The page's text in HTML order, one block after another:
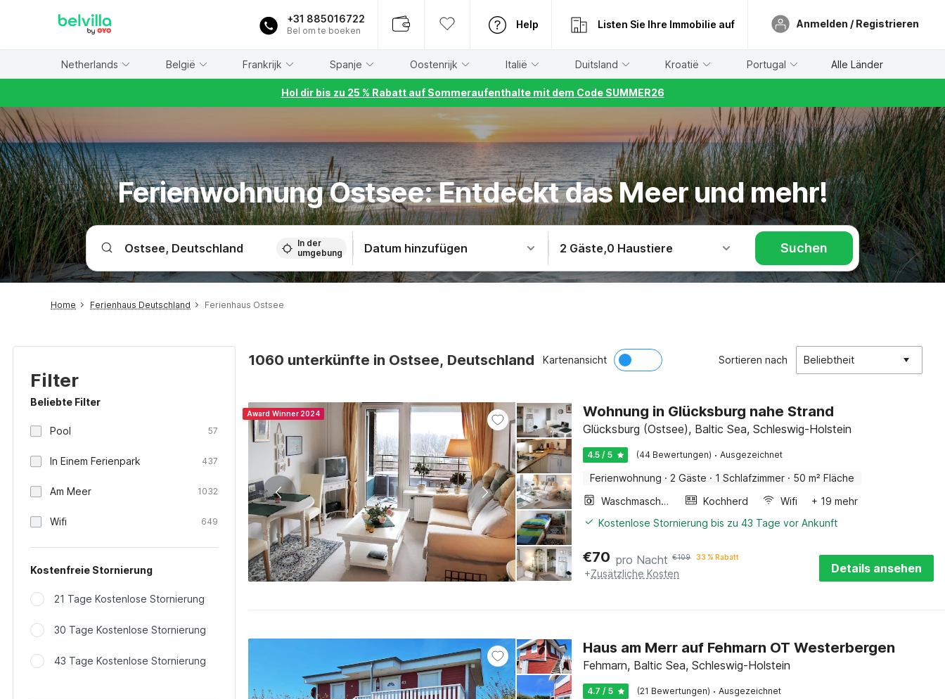
+31 885016722
Bel om te boeken
Help Listen Sie Ihre Immobilie auf Anmelden / Registrieren
Netherlands België Frankrijk Spanje Oostenrijk Italië Duitsland Kroatië Portugal Alle Länder
Hol dir bis zu 25 % Rabatt auf Sommeraufenthalte mit dem Code SUMMER26
Ferienwohnung Ostsee: Entdeckt das Meer und mehr!
In der
umgebung
Datum hinzufügen 2 Gäste,0 Haustiere Suchen
Home Ferienhaus Deutschland Ferienhaus Ostsee
Filter
Beliebte Filter
Pool 57
In Einem Ferienpark 437
Am Meer 1032
Wifi 649
Kostenfreie Stornierung
21 Tage Kostenlose Stornierung
30 Tage Kostenlose Stornierung
43 Tage Kostenlose Stornierung
1060 unterkünfte in Ostsee, Deutschland Kartenansicht Sortieren nach Beliebtheit
Award Winner 2024 Wohnung in Glücksburg nahe Strand
Glücksburg (Ostsee), Baltic Sea, Schleswig-Holstein
4.5 / 5 (44 Bewertungen) · Ausgezeichnet
Ferienwohnung · 2 Gäste · 1 Schlafzimmer · 50 m² Fläche
Waschmaschine
Kochherd Wifi
+ 19 mehr
Kostenlose Stornierung bis zu 43 Tage vor Ankunft
€70 pro Nacht €109 33 % Rabatt
+Zusätzliche Kosten Details ansehen
Haus am Merr auf Fehmarn OT Westerbergen
Fehmarn, Baltic Sea, Schleswig-Holstein
4.7 / 5 (21 Bewertungen) · Ausgezeichnet